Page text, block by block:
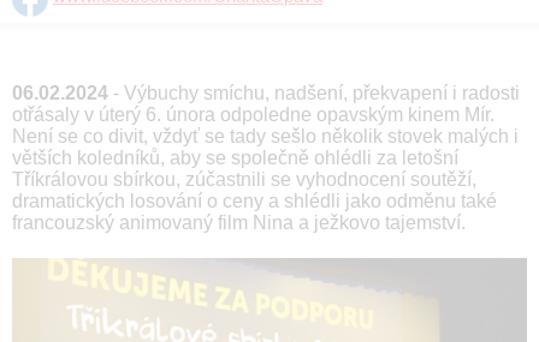
06.02.2024 - Výbuchy smíchu, nadšení, překvapení i radosti
otřásaly v úterý 6. února odpoledne opavským kinem Mír.
Není se co divit, vždyť se tady sešlo několik stovek malých i
větších koledníků, aby se společně ohlédli za letošní
Tříkrálovou sbírkou, zúčastnili se vyhodnocení soutěží,
dramatických losování o ceny a shlédli jako odměnu také
francouzský animovaný film Nina a ježkovo tajemství.